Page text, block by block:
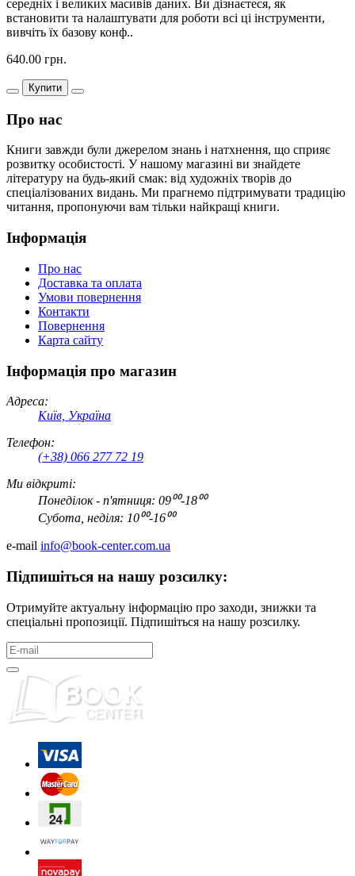
середніх і великих масивів даних. Ви дізнаєтеся, як
встановити та налаштувати для роботи всі ці інструменти,
вивчіть їх базову конф..
640.00 грн.
Купити
Про нас
Книги завжди були джерелом знань і натхнення, що сприяє
розвитку особистості. У нашому магазині ви знайдете
літературу на будь-який смак: від художніх творів до
спеціалізованих видань. Ми прагнемо підтримувати традицію
читання, пропонуючи вам тільки найкращі книги.
Інформація
Про нас
Доставка та оплата
Умови повернення
Контакти
Повернення
Карта сайту
Інформація про магазин
Адреса:
Київ, Україна
Телефон:
(+38) 066 277 72 19
Ми відкриті:
Понеділок - п'ятниця: 09⁰⁰-18⁰⁰
Субота, неділя: 10⁰⁰-16⁰⁰
e-mail info@book-center.com.ua
Підпишіться на нашу розсилку:
Отримуйте актуальну інформацію про заходи, знижки та
спеціальні пропозиції. Підпишіться на нашу розсилку.